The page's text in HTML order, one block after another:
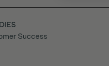
Success